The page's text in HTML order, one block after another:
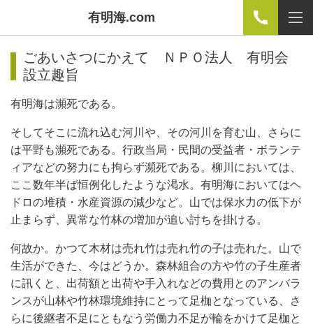
有明海.com
ごあいさつにかえて ＮＰＯ法人 有明会
設立趣旨
有明海は瀕死である。
そしてそこに流れ込む河川や、その河川を育む山、さらに
は平野も瀕死である。行政当局・民間の受益者・ボランテ
ィアなどの努力にも拘らず瀕死である。柳川においては、
ここ数年半ば恒例化したような渇水。有明海においてはヘ
ドロの堆積・水産資源の減少など。山では保水力の低下が
止まらず、異常な竹林の増加が追い討ちを掛ける。
何故か。かつて木材は売れ竹は売れ竹の子は売れた。山で
生活ができた、今はどうか。森林組合の方や竹の子生産者
に訊くと、出荷額と出荷や手入れなどの費用とのアンバラ
ンスが山林や竹林環境維持にとって足枷となっている、さ
らに後継者不足にともなう労働力不足が輪をかけて足枷と